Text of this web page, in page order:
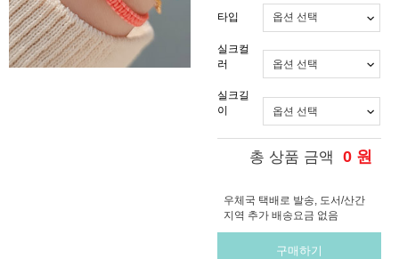
타입
실크컬
러
실크길
이
총 상품 금액 0 원
우체국 택배로 발송, 도서/산간
지역 추가 배송요금 없음
구매하기